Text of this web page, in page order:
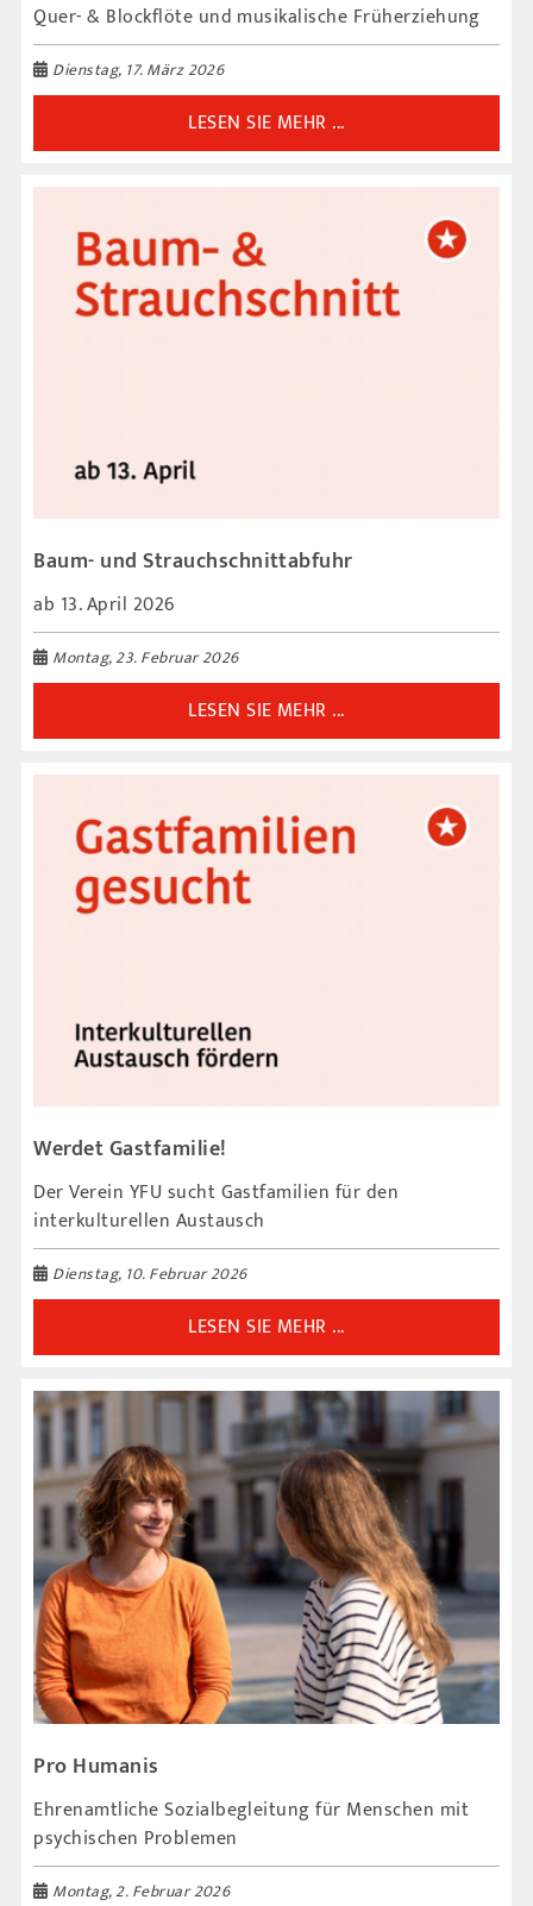
Quer- & Blockflöte und musikalische Früherziehung
Dienstag, 17. März 2026
LESEN SIE MEHR ...
Baum- und Strauchschnittabfuhr
ab 13. April 2026
Montag, 23. Februar 2026
LESEN SIE MEHR ...
Werdet Gastfamilie!
Der Verein YFU sucht Gastfamilien für den
interkulturellen Austausch
Dienstag, 10. Februar 2026
LESEN SIE MEHR ...
Pro Humanis
Ehrenamtliche Sozialbegleitung für Menschen mit
psychischen Problemen
Montag, 2. Februar 2026